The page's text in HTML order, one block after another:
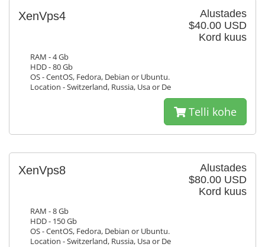
Alustades
$40.00 USD
Kord kuus
XenVps4
RAM - 4 Gb
HDD - 80 Gb
OS - CentOS, Fedora, Debian or Ubuntu.
Location - Switzerland, Russia, Usa or De
Telli kohe
Alustades
$80.00 USD
Kord kuus
XenVps8
RAM - 8 Gb
HDD - 150 Gb
OS - CentOS, Fedora, Debian or Ubuntu.
Location - Switzerland, Russia, Usa or De